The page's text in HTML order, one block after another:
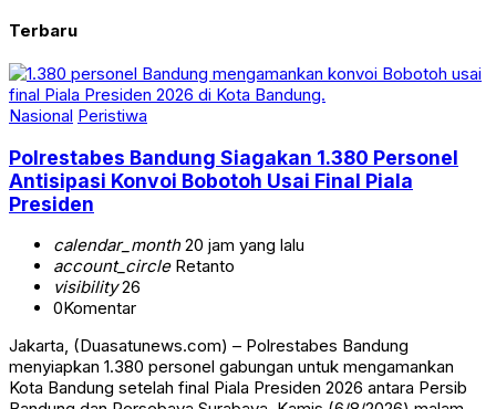
Terbaru
Nasional Peristiwa
Polrestabes Bandung Siagakan 1.380 Personel
Antisipasi Konvoi Bobotoh Usai Final Piala
Presiden
calendar_month20 jam yang lalu
account_circleRetanto
visibility26
0Komentar
Jakarta, (Duasatunews.com) – Polrestabes Bandung
menyiapkan 1.380 personel gabungan untuk mengamankan
Kota Bandung setelah final Piala Presiden 2026 antara Persib